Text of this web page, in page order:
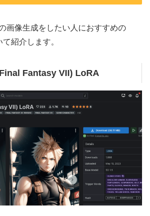
画像生成をしたい人におすすめの
紹介します。
Fantasy VII) LoRA